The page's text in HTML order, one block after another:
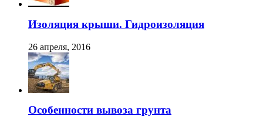
Изоляция крыши. Гидроизоляция
26 апреля, 2016
Особенности вывоза грунта